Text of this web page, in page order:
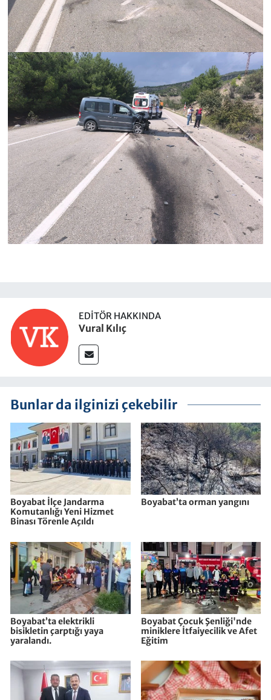
EDITÖR HAKKINDA
Vural Kılıç
Bunlar da ilginizi çekebilir
Boyabat İlçe Jandarma
Komutanlığı Yeni Hizmet
Binası Törenle Açıldı
Boyabat’ta orman yangını
Boyabat’ta elektrikli
bisikletin çarptığı yaya
yaralandı.
Boyabat Çocuk Şenliği'nde
miniklere İtfaiyecilik ve Afet
Eğitim